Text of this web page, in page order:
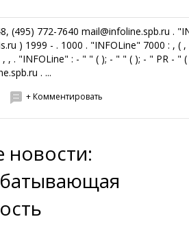
(495) 772-7640 mail@infoline.spb.ru .
) 1999 - . 1000 . "INFOLine" 7000 : , ( ,
, . "INFOLine" : - " " ( ); - " " ( ); - " PR - " (
. ...
+ Комментировать
новости: